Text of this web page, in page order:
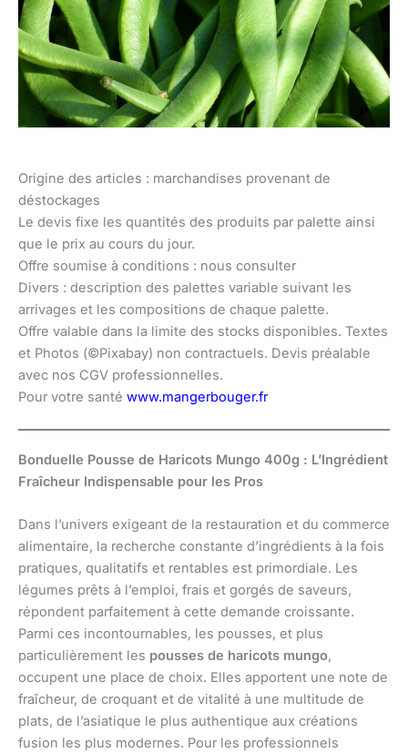
Origine des articles : marchandises provenant de
déstockages
Le devis fixe les quantités des produits par palette ainsi
que le prix au cours du jour.
Offre soumise à conditions : nous consulter
Divers : description des palettes variable suivant les
arrivages et les compositions de chaque palette.
Offre valable dans la limite des stocks disponibles. Textes
et Photos (©Pixabay) non contractuels. Devis préalable
avec nos CGV professionnelles.
Pour votre santé www.mangerbouger.fr
Bonduelle Pousse de Haricots Mungo 400g : L’Ingrédient
Fraîcheur Indispensable pour les Pros
Dans l’univers exigeant de la restauration et du commerce
alimentaire, la recherche constante d’ingrédients à la fois
pratiques, qualitatifs et rentables est primordiale. Les
légumes prêts à l’emploi, frais et gorgés de saveurs,
répondent parfaitement à cette demande croissante.
Parmi ces incontournables, les pousses, et plus
particulièrement les pousses de haricots mungo,
occupent une place de choix. Elles apportent une note de
fraîcheur, de croquant et de vitalité à une multitude de
plats, de l’asiatique le plus authentique aux créations
fusion les plus modernes. Pour les professionnels